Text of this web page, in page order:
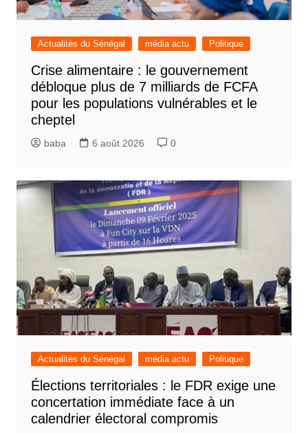
Actualités du Sénégal média actu Politique
Crise alimentaire : le gouvernement
débloque plus de 7 milliards de FCFA
pour les populations vulnérables et le
cheptel
baba 6 août 2026 0
Actualités du Sénégal média actu Politique
Élections territoriales : le FDR exige une
concertation immédiate face à un
calendrier électoral compromis